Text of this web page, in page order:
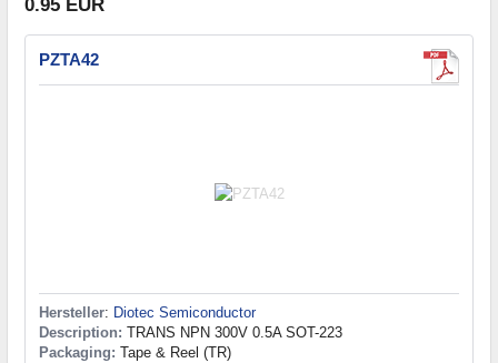
0.95 EUR
PZTA42
Hersteller: Diotec Semiconductor
Description: TRANS NPN 300V 0.5A SOT-223
Packaging: Tape & Reel (TR)